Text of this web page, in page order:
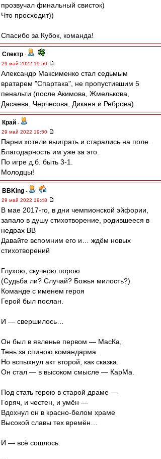
прозвучал финальный свисток)
Что просходит))
Спасибо за Кубок, команда!
Спектр -
29 май 2022 19:50
Александр Максименко стал седьмым
вратарем "Спартака", не пропустившим 5
пенальти (после Акимова, Жмелькова,
Дасаева, Черчесова, Диканя и Реброва).
Край -
29 май 2022 19:50
Парни хотели выиграть и старались на поле.
Благодарность им уже за это.
По игре д.б. быть 3-1.
Молодцы!
BBKing -
29 май 2022 19:48
В мае 2017-го, в дни чемпионской эйфории,
запало в душу стихотворение, родившееся в
недрах ВВ
Давайте вспомним его и… ждём новых
стихотворений
Глухою, скучною порою
(Судьба ли? Случай? Божья милость?)
Команде с именем героя
Герой был послан.
И — свершилось…
Он был в явленье первом — МасКа,
Тень за спиною командарма.
Но вспыхнул акт второй, как сказка.
Он стал — в высоком смысле — КарМа.
Под стать герою в старой драме —
Горяч, и честен, и умён —
Вдохнул он в красно-белом храме
Высокой славы тех времён…
И — всё сошлось.